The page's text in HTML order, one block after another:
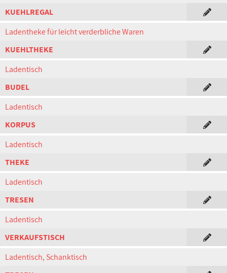
KUEHLREGAL
Ladentheke für leicht verderbliche Waren
KUEHLTHEKE
Ladentisch
BUDEL
Ladentisch
KORPUS
Ladentisch
THEKE
Ladentisch
TRESEN
Ladentisch
VERKAUFSTISCH
Ladentisch, Schanktisch